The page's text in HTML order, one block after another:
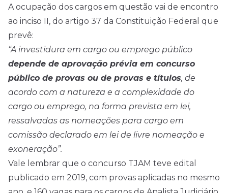
A ocupação dos cargos em questão vai de encontro
ao inciso II, do artigo 37 da Constituição Federal que
prevê:
“A investidura em cargo ou emprego público
depende de aprovação prévia em concurso
público de provas ou de provas e títulos, de
acordo com a natureza e a complexidade do
cargo ou emprego, na forma prevista em lei,
ressalvadas as nomeações para cargo em
comissão declarado em lei de livre nomeação e
exoneração”.
Vale lembrar que o concurso TJAM teve edital
publicado em 2019, com provas aplicadas no mesmo